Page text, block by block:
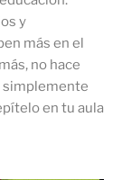
y
más en el
no hace
simplemente
en tu aula